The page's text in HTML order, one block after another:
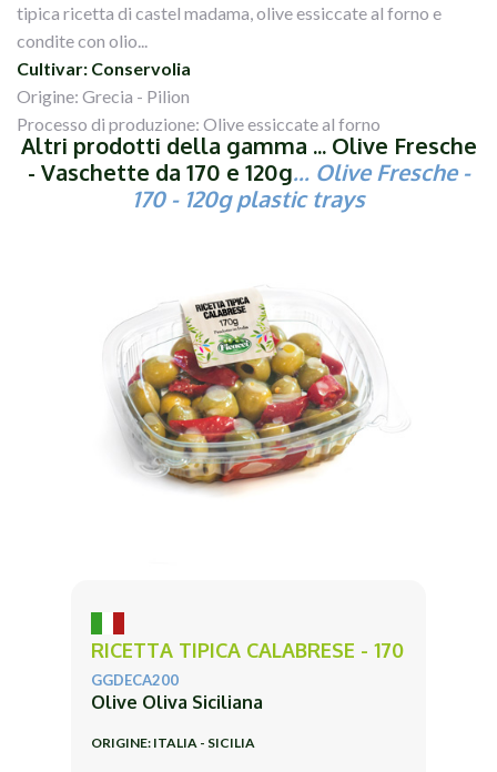
tipica ricetta di castel madama, olive essiccate al forno e
condite con olio...
Cultivar: Conservolia
Origine: Grecia - Pilion
Processo di produzione: Olive essiccate al forno
Altri prodotti della gamma ... Olive Fresche
- Vaschette da 170 e 120g... Olive Fresche -
170 - 120g plastic trays
RICETTA TIPICA CALABRESE - 170
GGDECA200
Olive Oliva Siciliana
ORIGINE: ITALIA - SICILIA